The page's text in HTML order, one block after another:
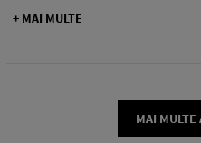
+ MAI MULTE
MAI MULTE